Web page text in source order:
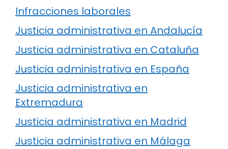
Infracciones laborales
Justicia administrativa en Andalucía
Justicia administrativa en Cataluña
Justicia administrativa en España
Justicia administrativa en
Extremadura
Justicia administrativa en Madrid
Justicia administrativa en Málaga